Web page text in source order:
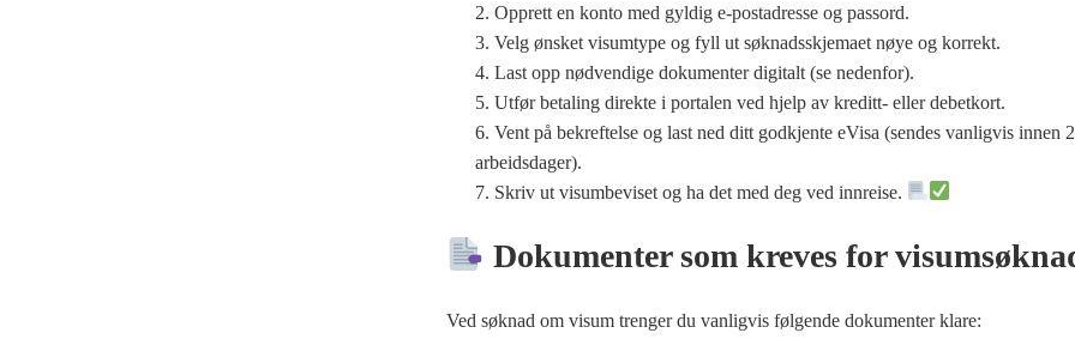
Opprett en konto med gyldig e-postadresse og passord.
Velg ønsket visumtype og fyll ut søknadsskjemaet nøye og korrekt.
Last opp nødvendige dokumenter digitalt (se nedenfor).
Utfør betaling direkte i portalen ved hjelp av kreditt- eller debetkort.
Vent på bekreftelse og last ned ditt godkjente eVisa (sendes vanligvis innen
arbeidsdager).
Skriv ut visumbeviset og ha det med deg ved innreise.
Dokumenter som kreves for
Ved søknad om visum trenger du vanligvis følgende dokumenter klare: